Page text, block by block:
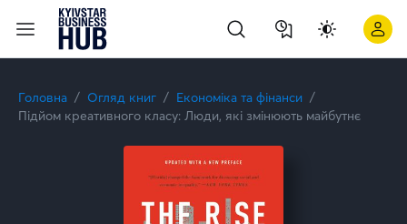
Головна Огляд книг
Економіка та фінанси
Підйом креативного класу: Люди, які змінюють майбутнє